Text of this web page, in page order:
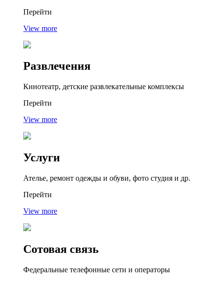
Перейти
View more
Развлечения
Кинотеатр, детские развлекательные комплексы
Перейти
View more
Услуги
Ателье, ремонт одежды и обуви, фото студия и др.
Перейти
View more
Сотовая связь
Федеральные телефонные сети и операторы